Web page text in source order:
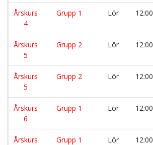
Årskurs
4
Grupp 1 Lör 12:00
Årskurs
5
Grupp 2 Lör 12:00
Årskurs
5
Grupp 2 Lör 12:00
Årskurs
6
Grupp 1 Lör 12:00
Årskurs
Grupp 1 Lör 12:00